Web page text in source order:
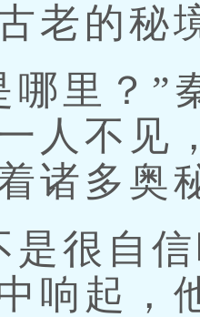
老的秘
？”
人不见
诸多奥
自信
响起，